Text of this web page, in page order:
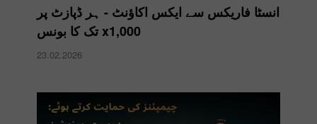
انسٹا فاریکس سے ایکس اکاؤنٹ - ہر ڈپازٹ پر
x1,000 تک کا بونس
23.02.2026